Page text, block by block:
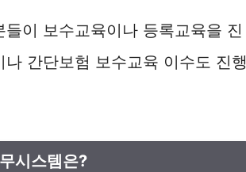
이 보수교육이나 등록교육을 진
간단보험 보수교육 이수도 진행
시스템은?